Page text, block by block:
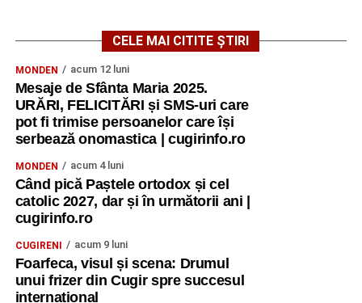
responsabilitatea de a duce mai departe ideile și
metodele descoperite.
Un rezultat concret al proiectului va fi o broșură
educațională care va cuprinde jocuri, metode și activități
experimentate în timpul cursului și care va putea fi
utilizată ulterior de profesori, formatori și lucrători de
tineret.
Ceremonia de rămas-bun a fost momentul în care toate
emoțiile acumulate pe parcursul celor șapte zile s-au
mulțumiri pentru colegii noștri, am prezentat steagurile
țărilor participante și am realizat fotografii de grup.
CELE MAI CITITE ȘTIRI
MONDEN acum 12 luni
Mesaje de Sfânta Maria 2025.
URĂRI, FELICITĂRI și SMS-uri care
pot fi trimise persoanelor care își
serbează onomastica | cugirinfo.ro
MONDEN acum 4 luni
Când pică Paștele ortodox și cel
catolic 2027, dar și în următorii ani |
cugirinfo.ro
CUGIRENI acum 9 luni
Foarfeca, visul și scena: Drumul
unui frizer din Cugir spre succesul
internațional